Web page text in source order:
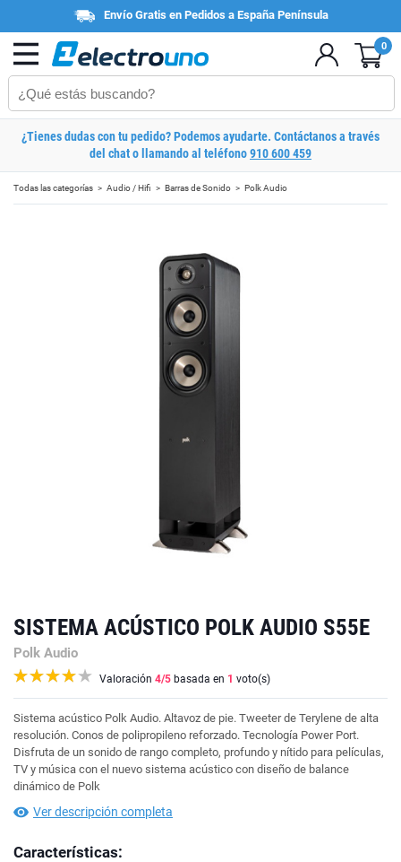
Envío Gratis en Pedidos a España Península
0
¿Tienes dudas con tu pedido? Podemos ayudarte. Contáctanos a través
del chat o llamando al teléfono910 600 459
Todas las categorías Audio / Hifi Barras de Sonido Polk Audio
SISTEMA ACÚSTICO POLK AUDIO S55E
Polk Audio
Valoración 4/5 basada en 1 voto(s)
Sistema acústico Polk Audio. Altavoz de pie. Tweeter de Terylene de alta
resolución. Conos de polipropileno reforzado. Tecnología Power Port.
Disfruta de un sonido de rango completo, profundo y nítido para películas,
TV y música con el nuevo sistema acústico con diseño de balance
dinámico de Polk
Ver descripción completa
Características: